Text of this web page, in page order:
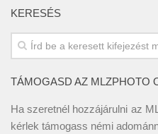
KERESÉS
TÁMOGASD AZ MLZPHOTO
Ha szeretnél hozzájárulni az
kérlek támogass némi